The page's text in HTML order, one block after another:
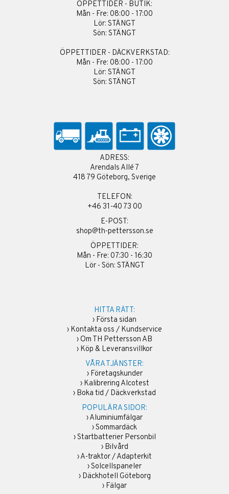
ÖPPETTIDER - BUTIK:
Mån - Fre: 08:00 - 17:00
Lör: STÄNGT
Sön: STÄNGT
ÖPPETTIDER - DÄCKVERKSTAD:
Mån - Fre: 08:00 - 17:00
Lör: STÄNGT
Sön: STÄNGT
ADRESS:
Arendals Allé 7
418 79 Göteborg, Sverige
TELEFON:
+46 31-40 73 00
E-POST:
shop@th-pettersson.se
ÖPPETTIDER:
Mån - Fre: 07:30 - 16:30
Lör - Sön: STÄNGT
HITTA RÄTT:
› Första sidan
› Kontakta oss / Kundservice
› Om TH Pettersson AB
› Köp & Leveransvillkor
VÅRA TJÄNSTER:
› Företagskunder
› Kalibrering Alcotest
› Boka tid / Däckverkstad
POPULÄRA SIDOR:
›Aluminiumfälgar
›Sommardäck
›Startbatterier Personbil
› Bilvård
›A-traktor / Adapterkit
›Solcellspaneler
› Däckhotell Göteborg
› Fälgar